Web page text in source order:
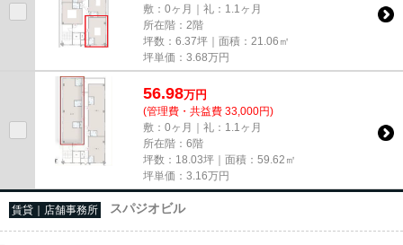
敷：0ヶ月｜礼：1.1ヶ月
所在階：2階
坪数：6.37坪｜面積：21.06㎡
坪単価： 3.68万円
56.98万円
(管理費・共益費 33,000円)
敷：0ヶ月｜礼：1.1ヶ月
所在階：6階
坪数：18.03坪｜面積：59.62㎡
坪単価： 3.16万円
賃貸｜店舗事務所 スパジオビル